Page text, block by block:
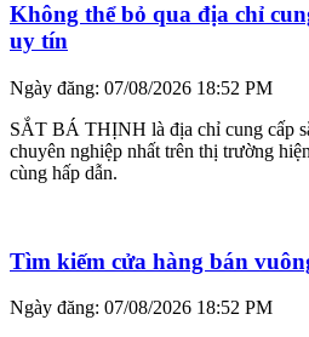
Không thể bỏ qua địa chỉ
uy tín
Ngày đăng: 07/08/2026 18:52 PM
SẮT BÁ THỊNH là địa chỉ cung cấp
chuyên nghiệp nhất trên thị trường
cùng hấp dẫn.
Tìm kiếm cửa hàng bán
Ngày đăng: 07/08/2026 18:52 PM